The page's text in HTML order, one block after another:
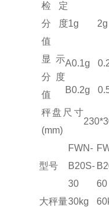
检定
分度
值
1g 2g
显示
分度
值
A0.1g
B0.2g
秤盘尺寸
(mm)
型号
FWN-
B20S-
30
60
大秤量30kg